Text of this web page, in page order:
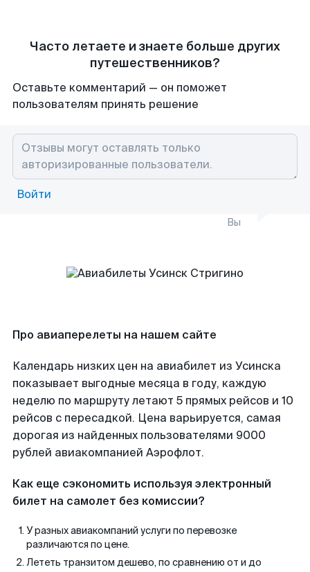
Часто летаете и знаете больше других
путешественников?
Оставьте комментарий — он поможет
пользователям принять решение
Войти
Вы
Про авиаперелеты на нашем сайте
Календарь низких цен на авиабилет из Усинска
показывает выгодные месяца в году, каждую
неделю по маршруту летают 5 прямых рейсов и 10
рейсов с пересадкой. Цена варьируется, самая
дорогая из найденных пользователями 9000
рублей авиакомпанией Аэрофлот.
Как еще сэкономить используя электронный
билет на самолет без комиссии?
У разных авиакомпаний услуги по перевозке
различаются по цене.
Лететь транзитом дешево, по сравнению от и до